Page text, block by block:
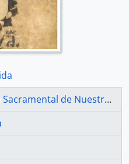
de Nuestra Señora de los Dolores